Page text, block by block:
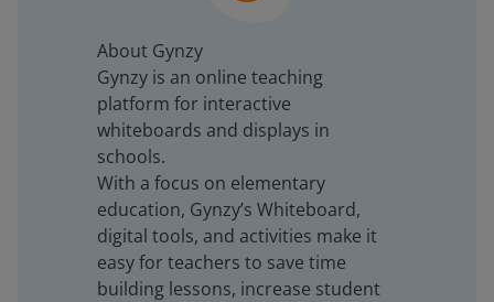
About Gynzy
Gynzy is an online teaching
platform for interactive
whiteboards and displays in
schools.
With a focus on elementary
education, Gynzy’s Whiteboard,
digital tools, and activities make it
easy for teachers to save time
building lessons, increase student